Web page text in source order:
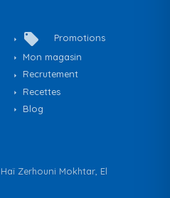
local_offer
Promotions
Mon magasin
Recrutement
Recettes
Blog
Zerhouni Mokhtar, El